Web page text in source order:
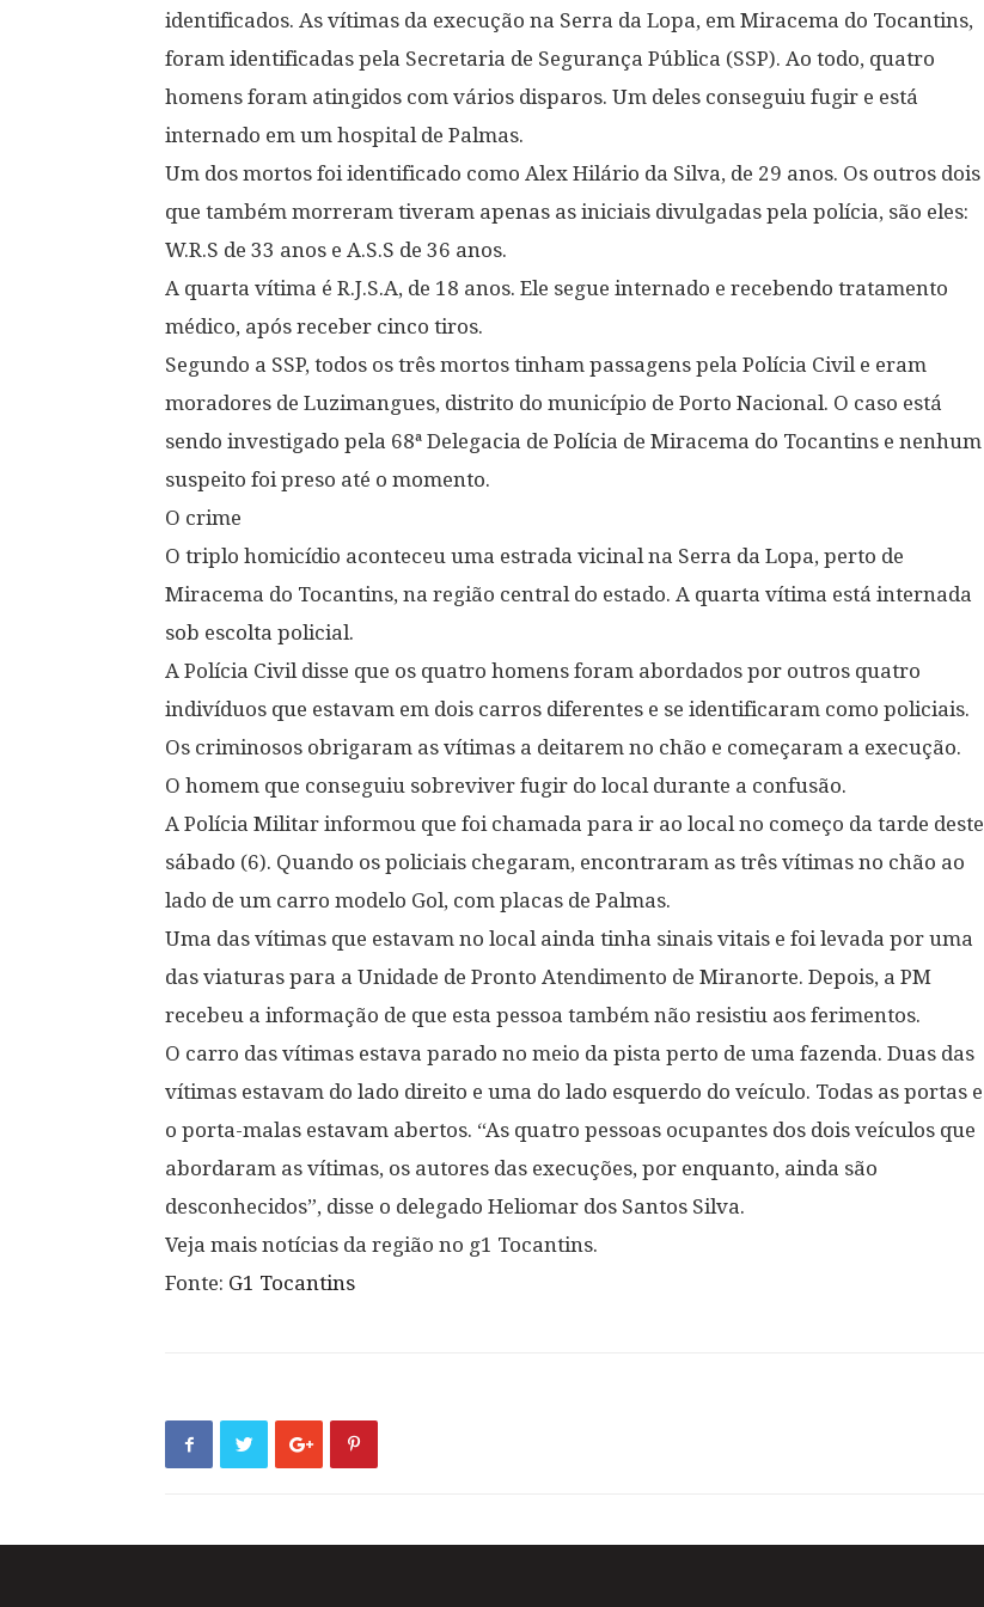
identificados. As vítimas da execução na Serra da Lopa, em Miracema do Tocantins,
foram identificadas pela Secretaria de Segurança Pública (SSP). Ao todo, quatro
homens foram atingidos com vários disparos. Um deles conseguiu fugir e está
internado em um hospital de Palmas.
Um dos mortos foi identificado como Alex Hilário da Silva, de 29 anos. Os outros dois
que também morreram tiveram apenas as iniciais divulgadas pela polícia, são eles:
W.R.S de 33 anos e A.S.S de 36 anos.
A quarta vítima é R.J.S.A, de 18 anos. Ele segue internado e recebendo tratamento
médico, após receber cinco tiros.
Segundo a SSP, todos os três mortos tinham passagens pela Polícia Civil e eram
moradores de Luzimangues, distrito do município de Porto Nacional. O caso está
sendo investigado pela 68ª Delegacia de Polícia de Miracema do Tocantins e nenhum
suspeito foi preso até o momento.
O crime
O triplo homicídio aconteceu uma estrada vicinal na Serra da Lopa, perto de
Miracema do Tocantins, na região central do estado. A quarta vítima está internada
sob escolta policial.
A Polícia Civil disse que os quatro homens foram abordados por outros quatro
indivíduos que estavam em dois carros diferentes e se identificaram como policiais.
Os criminosos obrigaram as vítimas a deitarem no chão e começaram a execução.
O homem que conseguiu sobreviver fugir do local durante a confusão.
A Polícia Militar informou que foi chamada para ir ao local no começo da tarde deste
sábado (6). Quando os policiais chegaram, encontraram as três vítimas no chão ao
lado de um carro modelo Gol, com placas de Palmas.
Uma das vítimas que estavam no local ainda tinha sinais vitais e foi levada por uma
das viaturas para a Unidade de Pronto Atendimento de Miranorte. Depois, a PM
recebeu a informação de que esta pessoa também não resistiu aos ferimentos.
O carro das vítimas estava parado no meio da pista perto de uma fazenda. Duas das
vítimas estavam do lado direito e uma do lado esquerdo do veículo. Todas as portas e
o porta-malas estavam abertos. “As quatro pessoas ocupantes dos dois veículos que
abordaram as vítimas, os autores das execuções, por enquanto, ainda são
desconhecidos”, disse o delegado Heliomar dos Santos Silva.
Veja mais notícias da região no g1 Tocantins.
Fonte: G1 Tocantins